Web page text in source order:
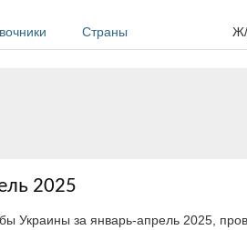
Страны
2025
Украины за январь-апрель 2025,